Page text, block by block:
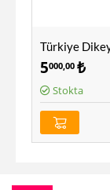
Türkiye
5000,00 ₺
Stokta